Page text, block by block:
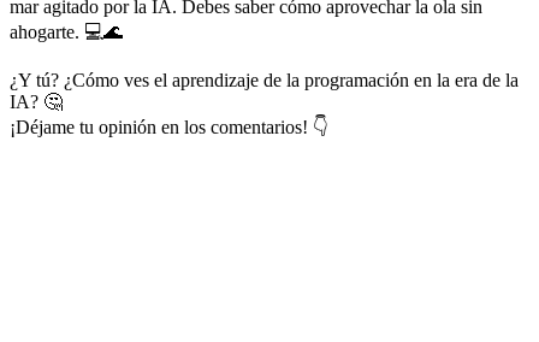
mar agitado por la IA. Debes saber cómo aprovechar la ola sin
ahogarte. 💻🌊
¿Y tú? ¿Cómo ves el aprendizaje de la programación en la era de la
IA? 🤔
¡Déjame tu opinión en los comentarios! 👇